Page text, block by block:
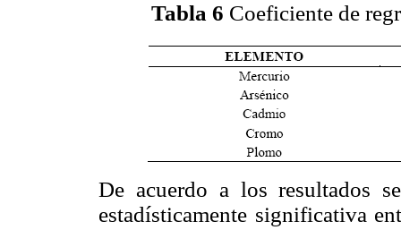
Tabla 6 Coeficiente de
De acuerdo a los resultados
estadísticamente significativa